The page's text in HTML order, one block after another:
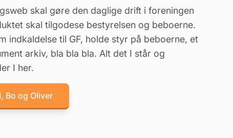
skal gøre den daglige drift i foreningen
skal tilgodese bestyrelsen og beboerne.
indkaldelse til GF, holde styr på beboerne, et
arkiv, bla bla bla. Alt det I står og
I her.
Bo og Oliver